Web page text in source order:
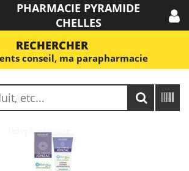
PHARMACIE PYRAMIDE
CHELLES
RECHERCHER
conseil, ma parapharmacie